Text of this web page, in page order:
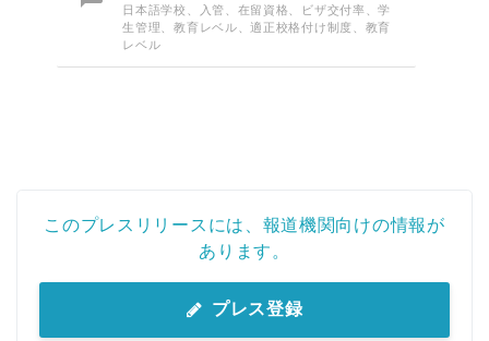
日本語学校、入管、在留資格、ビザ交付率、学
生管理、教育レベル、適正校格付け制度、教育
レベル
このプレスリリースには、報道機関向けの情報が
あります。
プレス登録